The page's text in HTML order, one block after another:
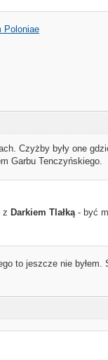
Poloniae
Czyżby były one
Garbu Tenczyńskiego.
z Darkiem Tlałką- być
to jeszcze nie byłem.